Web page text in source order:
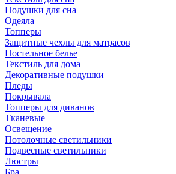
Подушки для сна
Одеяла
Топперы
Защитные чехлы для матрасов
Постельное белье
Текстиль для дома
Декоративные подушки
Пледы
Покрывала
Топперы для диванов
Тканевые
Освещение
Потолочные светильники
Подвесные светильники
Люстры
Бра